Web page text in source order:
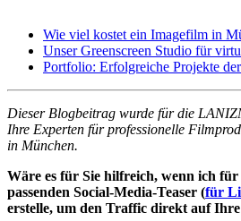
Wie viel kostet ein Imagefilm in
Unser Greenscreen Studio für
Portfolio: Erfolgreiche Projekte
Dieser Blogbeitrag wurde für die
Ihre Experten für professionelle
in München.
Wäre es für Sie hilfreich, wenn ich
passenden Social-Media-Teaser (für
erstelle, um den Traffic direkt auf Ihre